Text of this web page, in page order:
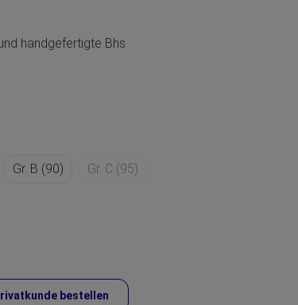
handgefertigte Bhs
Gr. B (90) Gr. C (95)
bestellen